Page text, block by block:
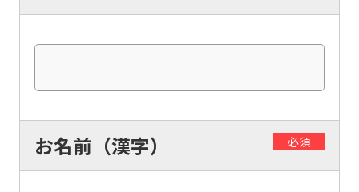
お名前（漢字） 必須